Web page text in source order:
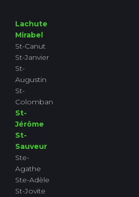
Lachute
Mirabel
St-Canut
St-Janvier
St-
Augustin
St-
Colomban
St-
Jérôme
St-
Sauveur
Ste-
Agathe
Ste-Adèle
St-Jovite